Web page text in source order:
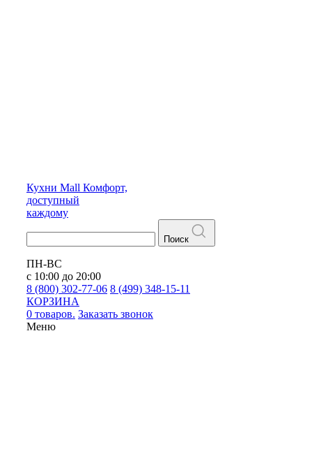
Кухни Mall Комфорт,
доступный
каждому
Поиск
ПН-ВС
с 10:00 до 20:00
8 (800) 302-77-06 8 (499) 348-15-11
КОРЗИНА
0 товаров. Заказать звонок
Меню